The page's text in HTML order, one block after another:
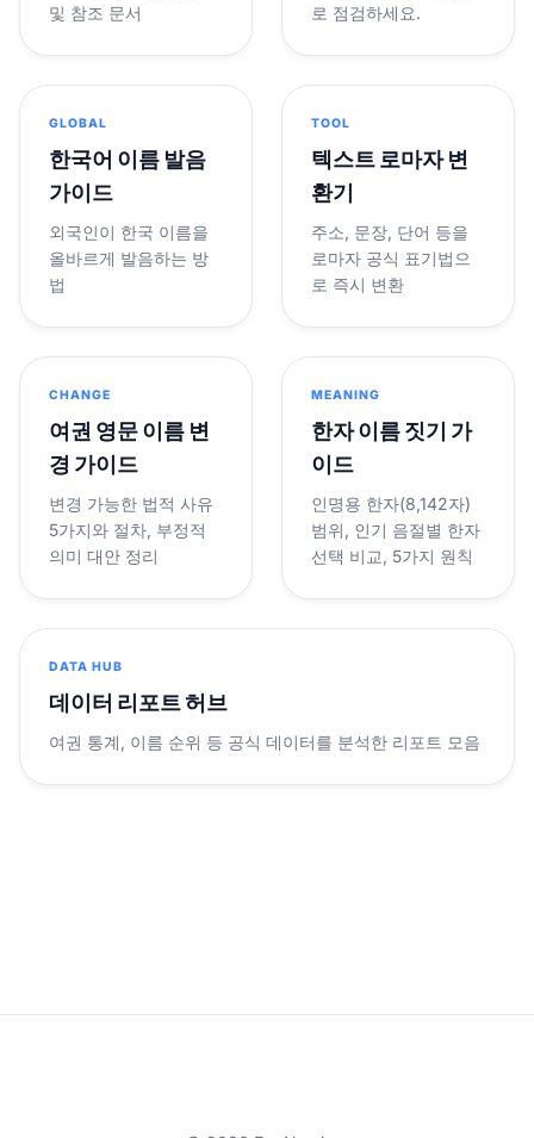
및 참조 문서
로 점검하세요.
GLOBAL
한국어 이름 발음
가이드
외국인이 한국 이름을
올바르게 발음하는 방
법
TOOL
텍스트 로마자 변
환기
주소, 문장, 단어 등을
로마자 공식 표기법으
로 즉시 변환
CHANGE
여권 영문 이름 변
경 가이드
변경 가능한 법적 사유
5가지와 절차, 부정적
의미 대안 정리
MEANING
한자 이름 짓기 가
이드
인명용 한자(8,142자)
범위, 인기 음절별 한자
선택 비교, 5가지 원칙
DATA HUB
데이터 리포트 허브
여권 통계, 이름 순위 등 공식 데이터를 분석한 리포트 모음